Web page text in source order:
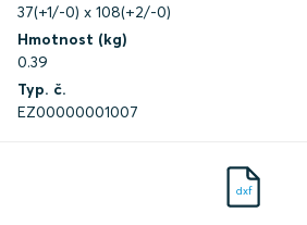
37(+1/-0) x 108(+2/-0)
Hmotnost (kg)
0.39
Typ. č.
EZ00000001007
dxf